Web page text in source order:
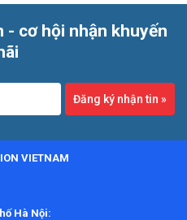
trở bề mặt trong
- cơ hội nhận khuyến
Đăng ký nhận tin »
VIETNAM
Hà Nội: